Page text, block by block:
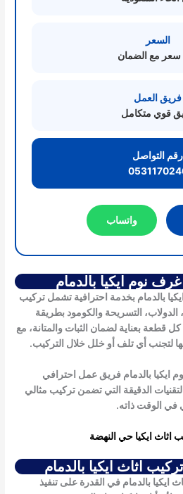
السعر
سعر مع الضمان
فريق العمل
قوي متكامل
رقم التواصل
واتساب
نوم ايكيا بالدمام
بالدمام بخدمة احترافية تشمل تركيب
التسريحة والكومود بطريقة
كل قطعة بعناية لضمان الثبات والمتانة، مع
لتجنب أي تلف أو خلل خلال التركيب.
بالدمام فريق عمل احترافي
الدقيقة التي تضمن تركيب مثالي
في الوقت ذاته.
اثاث ايكيا حي النهضة
اثاث ايكيا بالدمام
بالدمام في القدرة على تنفيذ